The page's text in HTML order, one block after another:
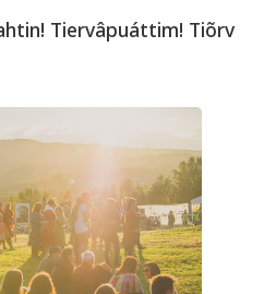
Tiervâpuáttim! Tiõrv